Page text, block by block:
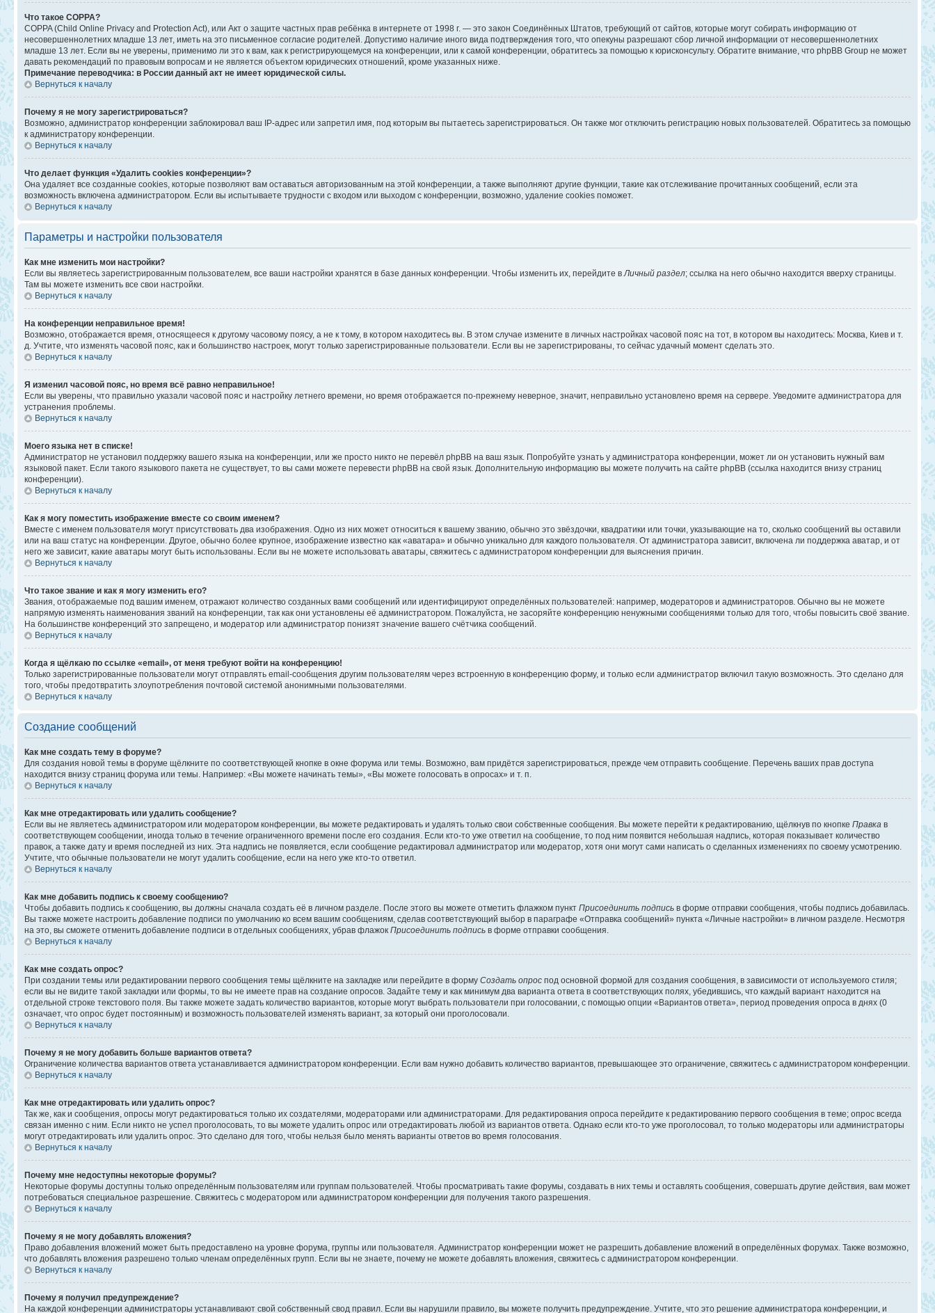
Что такое COPPA?
COPPA (Child Online Privacy and Protection Act), или Акт о защите частных прав ребёнка в интернете от 1998 г. — это закон Соединённых Штатов, требующий от сайтов, которые могут собирать информацию от
несовершеннолетних младше 13 лет, иметь на это письменное согласие родителей. Допустимо наличие иного вида подтверждения того, что опекуны разрешают сбор личной информации от несовершеннолетних
младше 13 лет. Если вы не уверены, применимо ли это к вам, как к регистрирующемуся на конференции, или к самой конференции, обратитесь за помощью к юрисконсульту. Обратите внимание, что phpBB Group не может
давать рекомендаций по правовым вопросам и не является объектом юридических отношений, кроме указанных ниже.
Примечание переводчика: в России данный акт не имеет юридической силы.
Вернуться к началу
Почему я не могу зарегистрироваться?
Возможно, администратор конференции заблокировал ваш IP-адрес или запретил имя, под которым вы пытаетесь зарегистрироваться. Он также мог отключить регистрацию новых пользователей. Обратитесь за помощью
к администратору конференции.
Вернуться к началу
Что делает функция «Удалить cookies конференции»?
Она удаляет все созданные cookies, которые позволяют вам оставаться авторизованным на этой конференции, а также выполняют другие функции, такие как отслеживание прочитанных сообщений, если эта
возможность включена администратором. Если вы испытываете трудности с входом или выходом с конференции, возможно, удаление cookies поможет.
Вернуться к началу
Параметры и настройки пользователя
Как мне изменить мои настройки?
Если вы являетесь зарегистрированным пользователем, все ваши настройки хранятся в базе данных конференции. Чтобы изменить их, перейдите в Личный раздел; ссылка на него обычно находится вверху страницы.
Там вы можете изменить все свои настройки.
Вернуться к началу
На конференции неправильное время!
Возможно, отображается время, относящееся к другому часовому поясу, а не к тому, в котором находитесь вы. В этом случае измените в личных настройках часовой пояс на тот, в котором вы находитесь: Москва, Киев и т.
д. Учтите, что изменять часовой пояс, как и большинство настроек, могут только зарегистрированные пользователи. Если вы не зарегистрированы, то сейчас удачный момент сделать это.
Вернуться к началу
Я изменил часовой пояс, но время всё равно неправильное!
Если вы уверены, что правильно указали часовой пояс и настройку летнего времени, но время отображается по-прежнему неверное, значит, неправильно установлено время на сервере. Уведомите администратора для
устранения проблемы.
Вернуться к началу
Моего языка нет в списке!
Администратор не установил поддержку вашего языка на конференции, или же просто никто не перевёл phpBB на ваш язык. Попробуйте узнать у администратора конференции, может ли он установить нужный вам
языковой пакет. Если такого языкового пакета не существует, то вы сами можете перевести phpBB на свой язык. Дополнительную информацию вы можете получить на сайте phpBB (ссылка находится внизу страниц
конференции).
Вернуться к началу
Как я могу поместить изображение вместе со своим именем?
Вместе с именем пользователя могут присутствовать два изображения. Одно из них может относиться к вашему званию, обычно это звёздочки, квадратики или точки, указывающие на то, сколько сообщений вы оставили
или на ваш статус на конференции. Другое, обычно более крупное, изображение известно как «аватара» и обычно уникально для каждого пользователя. От администратора зависит, включена ли поддержка аватар, и от
него же зависит, какие аватары могут быть использованы. Если вы не можете использовать аватары, свяжитесь с администратором конференции для выяснения причин.
Вернуться к началу
Что такое звание и как я могу изменить его?
Звания, отображаемые под вашим именем, отражают количество созданных вами сообщений или идентифицируют определённых пользователей: например, модераторов и администраторов. Обычно вы не можете
напрямую изменять наименования званий на конференции, так как они установлены её администратором. Пожалуйста, не засоряйте конференцию ненужными сообщениями только для того, чтобы повысить своё звание.
На большинстве конференций это запрещено, и модератор или администратор понизят значение вашего счётчика сообщений.
Вернуться к началу
Когда я щёлкаю по ссылке «email», от меня требуют войти на конференцию!
Только зарегистрированные пользователи могут отправлять email-сообщения другим пользователям через встроенную в конференцию форму, и только если администратор включил такую возможность. Это сделано для
того, чтобы предотвратить злоупотребления почтовой системой анонимными пользователями.
Вернуться к началу
Создание сообщений
Как мне создать тему в форуме?
Для создания новой темы в форуме щёлкните по соответствующей кнопке в окне форума или темы. Возможно, вам придётся зарегистрироваться, прежде чем отправить сообщение. Перечень ваших прав доступа
находится внизу страниц форума или темы. Например: «Вы можете начинать темы», «Вы можете голосовать в опросах» и т. п.
Вернуться к началу
Как мне отредактировать или удалить сообщение?
Если вы не являетесь администратором или модератором конференции, вы можете редактировать и удалять только свои собственные сообщения. Вы можете перейти к редактированию, щёлкнув по кнопке Правка в
соответствующем сообщении, иногда только в течение ограниченного времени после его создания. Если кто-то уже ответил на сообщение, то под ним появится небольшая надпись, которая показывает количество
правок, а также дату и время последней из них. Эта надпись не появляется, если сообщение редактировал администратор или модератор, хотя они могут сами написать о сделанных изменениях по своему усмотрению.
Учтите, что обычные пользователи не могут удалить сообщение, если на него уже кто-то ответил.
Вернуться к началу
Как мне добавить подпись к своему сообщению?
Чтобы добавить подпись к сообщению, вы должны сначала создать её в личном разделе. После этого вы можете отметить флажком пункт Присоединить подпись в форме отправки сообщения, чтобы подпись добавилась.
Вы также можете настроить добавление подписи по умолчанию ко всем вашим сообщениям, сделав соответствующий выбор в параграфе «Отправка сообщений» пункта «Личные настройки» в личном разделе. Несмотря
на это, вы сможете отменить добавление подписи в отдельных сообщениях, убрав флажок Присоединить подпись в форме отправки сообщения.
Вернуться к началу
Как мне создать опрос?
При создании темы или редактировании первого сообщения темы щёлкните на закладке или перейдите в форму Создать опрос под основной формой для создания сообщения, в зависимости от используемого стиля;
если вы не видите такой закладки или формы, то вы не имеете прав на создание опросов. Задайте тему и как минимум два варианта ответа в соответствующих полях, убедившись, что каждый вариант находится на
отдельной строке текстового поля. Вы также можете задать количество вариантов, которые могут выбрать пользователи при голосовании, с помощью опции «Вариантов ответа», период проведения опроса в днях (0
означает, что опрос будет постоянным) и возможность пользователей изменять вариант, за который они проголосовали.
Вернуться к началу
Почему я не могу добавить больше вариантов ответа?
Ограничение количества вариантов ответа устанавливается администратором конференции. Если вам нужно добавить количество вариантов, превышающее это ограничение, свяжитесь с администратором конференции.
Вернуться к началу
Как мне отредактировать или удалить опрос?
Так же, как и сообщения, опросы могут редактироваться только их создателями, модераторами или администраторами. Для редактирования опроса перейдите к редактированию первого сообщения в теме; опрос всегда
связан именно с ним. Если никто не успел проголосовать, то вы можете удалить опрос или отредактировать любой из вариантов ответа. Однако если кто-то уже проголосовал, то только модераторы или администраторы
могут отредактировать или удалить опрос. Это сделано для того, чтобы нельзя было менять варианты ответов во время голосования.
Вернуться к началу
Почему мне недоступны некоторые форумы?
Некоторые форумы доступны только определённым пользователям или группам пользователей. Чтобы просматривать такие форумы, создавать в них темы и оставлять сообщения, совершать другие действия, вам может
потребоваться специальное разрешение. Свяжитесь с модератором или администратором конференции для получения такого разрешения.
Вернуться к началу
Почему я не могу добавлять вложения?
Право добавления вложений может быть предоставлено на уровне форума, группы или пользователя. Администратор конференции может не разрешить добавление вложений в определённых форумах. Также возможно,
что добавлять вложения разрешено только членам определённых групп. Если вы не знаете, почему не можете добавлять вложения, свяжитесь с администратором конференции.
Вернуться к началу
Почему я получил предупреждение?
На каждой конференции администраторы устанавливают свой собственный свод правил. Если вы нарушили правило, вы можете получить предупреждение. Учтите, что это решение администратора конференции, и